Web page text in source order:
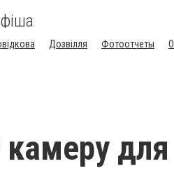
Дозвілля Фотоотчеты
для